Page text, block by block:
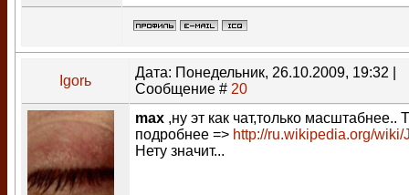
Igorь
Дата: Понедельник, 26.10.2009, 19:32 |
Сообщение # 20
max ,ну эт как чат,только масштабнее..
подробнее => http://ru.wikipedia.org/wiki/
Нету значит...